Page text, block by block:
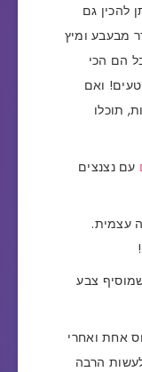
להכין גם
מבעבע ומיץ
עד 10 ימים אבל הם הכי
ואם
תוכלו
עם נצנצים
עצמית.
צבע
אחת ואחרי
הרבה